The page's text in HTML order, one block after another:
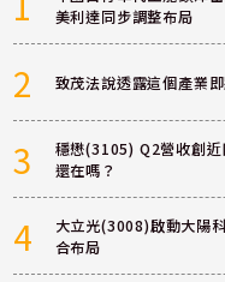
美利達同步調整布局
2 致茂法說透露這個產業
3
穩懋(3105) Q2營收創
還在嗎？
4
大立光(3008)啟動大陽
合布局